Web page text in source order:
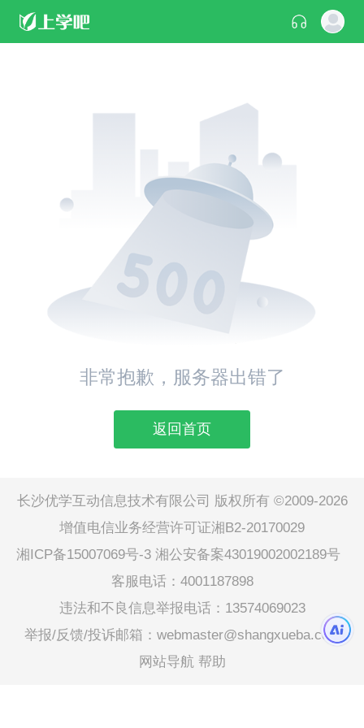
非常抱歉，服务器出错了
返回首页
长沙优学互动信息技术有限公司 版权所有 ©2009-2026
增值电信业务经营许可证湘B2-20170029
湘ICP备15007069号-3 湘公安备案43019002002189号
客服电话：4001187898
违法和不良信息举报电话：13574069023
举报/反馈/投诉邮箱：webmaster@shangxueba.com
网站导航 帮助